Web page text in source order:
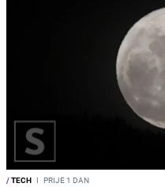
/TECH I PRIJE 1 DAN